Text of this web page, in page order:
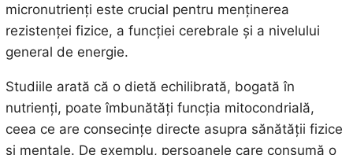
micronutrienți este crucial pentru menținerea
rezistenței fizice, a funcției cerebrale și a nivelului
general de energie.
Studiile arată că o dietă echilibrată, bogată în
nutrienți, poate îmbunătăți funcția mitocondrială,
ceea ce are consecințe directe asupra sănătății fizice
și mentale. De exemplu, persoanele care consumă o